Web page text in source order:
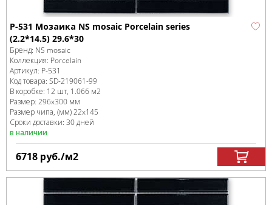
P-531 Мозаика NS mosaic Porcelain series
(2.2*14.5) 29.6*30
Бренд: NS mosaic
Коллекция: Porcelain
Артикул: P-531
Код товара: SD-219061-99
В коробке: 12 шт, 1.066 м2
Размер: 296x300 мм
Размер чипа, (мм)22x145
Сроки доставки: 30 дней
в наличии
6718 руб./м2